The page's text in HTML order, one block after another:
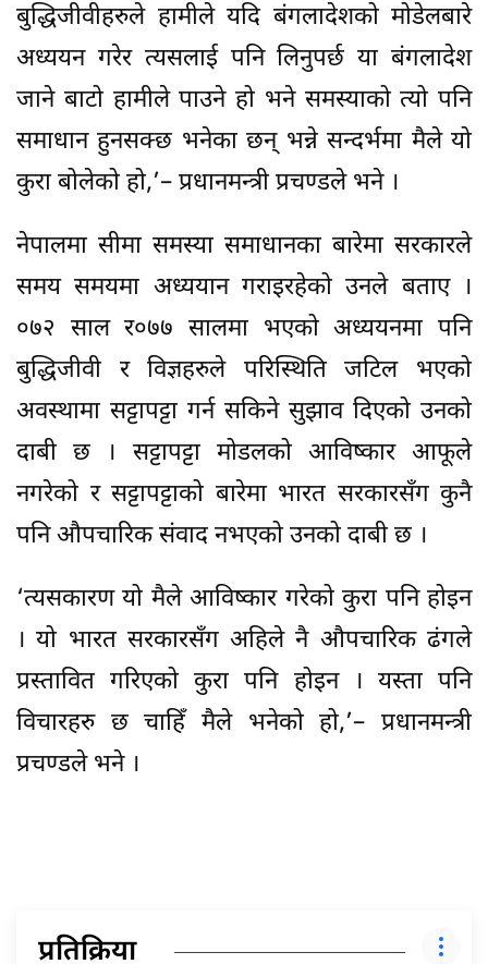
बुद्धिजीवीहरुले हामीले यदि बंगलादेशको मोडेलबारे
अध्ययन गरेर त्यसलाई पनि लिनुपर्छ या बंगलादेश
जाने बाटो हामीले पाउने हो भने समस्याको त्यो पनि
समाधान हुनसक्छ भनेका छन् भन्ने सन्दर्भमा मैले यो
कुरा बोलेको हो,’– प्रधानमन्त्री प्रचण्डले भने ।
नेपालमा सीमा समस्या समाधानका बारेमा सरकारले
समय समयमा अध्ययान गराइरहेको उनले बताए ।
०७२ साल र०७७ सालमा भएको अध्ययनमा पनि
बुद्धिजीवी र विज्ञहरुले परिस्थिति जटिल भएको
अवस्थामा सट्टापट्टा गर्न सकिने सुझाव दिएको उनको
दाबी छ । सट्टापट्टा मोडलको आविष्कार आफूले
नगरेको र सट्टापट्टाको बारेमा भारत सरकारसँग कुनै
पनि औपचारिक संवाद नभएको उनको दाबी छ ।
‘त्यसकारण यो मैले आविष्कार गरेको कुरा पनि होइन
। यो भारत सरकारसँग अहिले नै औपचारिक ढंगले
प्रस्तावित गरिएको कुरा पनि होइन । यस्ता पनि
विचारहरु छ चाहिँ मैले भनेको हो,’– प्रधानमन्त्री
प्रचण्डले भने ।
प्रतिक्रिया